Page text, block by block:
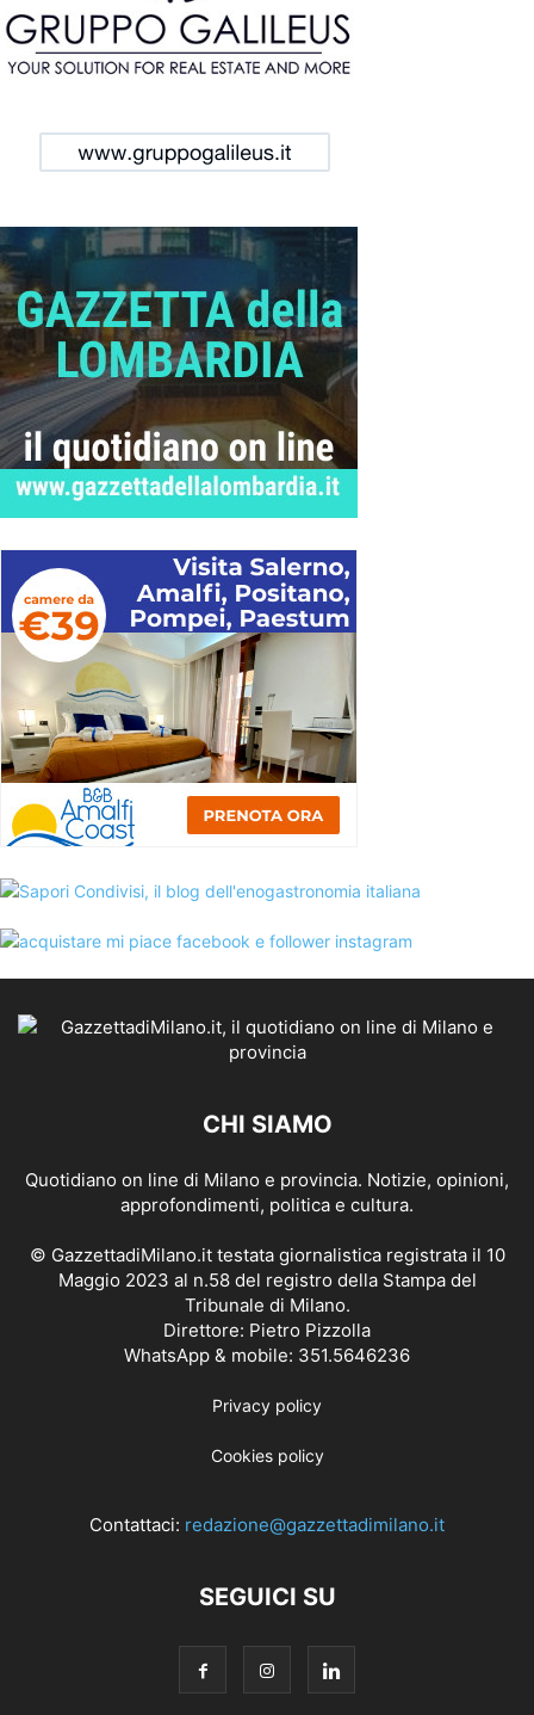
CHI SIAMO
Quotidiano on line di Milano e provincia. Notizie, opinioni,
approfondimenti, politica e cultura.
© GazzettadiMilano.it testata giornalistica registrata il 10
Maggio 2023 al n.58 del registro della Stampa del
Tribunale di Milano.
Direttore: Pietro Pizzolla
WhatsApp & mobile: 351.5646236
Privacy policy
Cookies policy
Contattaci: redazione@gazzettadimilano.it
SEGUICI SU